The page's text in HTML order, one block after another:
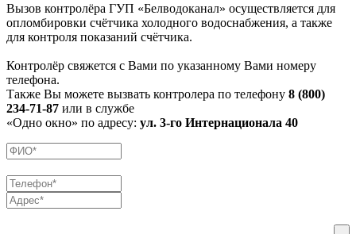
Вызов контролёра ГУП «Белводоканал» осуществляется для
опломбировки счётчика холодного водоснабжения, а также
для контроля показаний счётчика.
Контролёр свяжется с Вами по указанному Вами номеру
телефона.
Также Вы можете вызвать контролера по телефону 8 (800)
234-71-87 или в службе
«Одно окно» по адресу: ул. 3-го Интернационала 40